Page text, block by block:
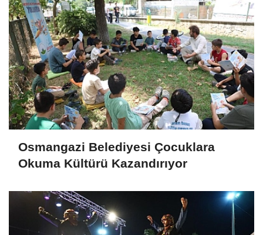
Osmangazi Belediyesi Çocuklara
Okuma Kültürü Kazandırıyor